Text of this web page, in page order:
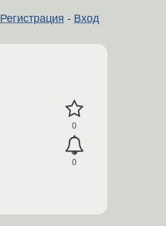
Регистрация - Вход
0
0